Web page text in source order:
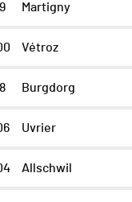
Martigny
Vétroz
Burgdorg
Uvrier
Allschwil